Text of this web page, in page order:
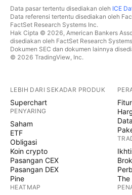
Data pasar tertentu disediakan oleh ICE
Data referensi tertentu disediakan oleh
FactSet Research Systems Inc.
Hak Cipta © 2026, American Bankers
disediakan oleh FactSet Research
Dokumen SEC dan dokumen lainnya
© 2026 TradingView, Inc.
LEBIH DARI SEKADAR PRODUK
Superchart
PENYARING
Saham
ETF
Obligasi
Koin crypto
Pasangan CEX
Pasangan DEX
Pine
HEATMAP
The